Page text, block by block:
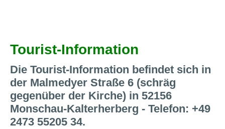
Tourist-Information
Die Tourist-Information befindet sich in
der Malmedyer Straße 6 (schräg
gegenüber der Kirche) in 52156
Monschau-Kalterherberg - Telefon: +49
2473 55205 34.